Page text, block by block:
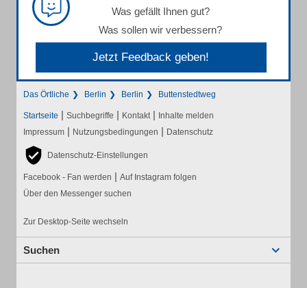
Was gefällt Ihnen gut?
Was sollen wir verbessern?
Jetzt Feedback geben!
Das Örtliche Berlin Berlin Buttenstedtweg
Startseite | Suchbegriffe | Kontakt | Inhalte melden
Impressum | Nutzungsbedingungen | Datenschutz
Datenschutz-Einstellungen
Facebook - Fan werden | Auf Instagram folgen
Über den Messenger suchen
Zur Desktop-Seite wechseln
Suchen